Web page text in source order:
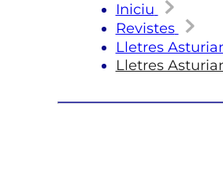
Iniciu
Revistes
Lletres
Lletres